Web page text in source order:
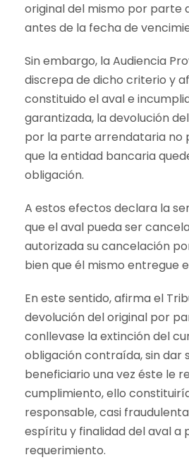
original del mismo por parte
antes de la fecha de
Sin embargo, la Audiencia
discrepa de dicho criterio y
constituido el aval e
garantizada, la devolución
por la parte arrendataria no
que la entidad bancaria
obligación.
A estos efectos declara la
que el aval pueda ser
autorizada su cancelación
bien que él mismo entregue
En este sentido, afirma el
devolución del original por
conllevase la extinción del
obligación contraída, sin dar
beneficiario una vez éste le
cumplimiento, ello
responsable, casi
espíritu y finalidad del aval a
requerimiento.